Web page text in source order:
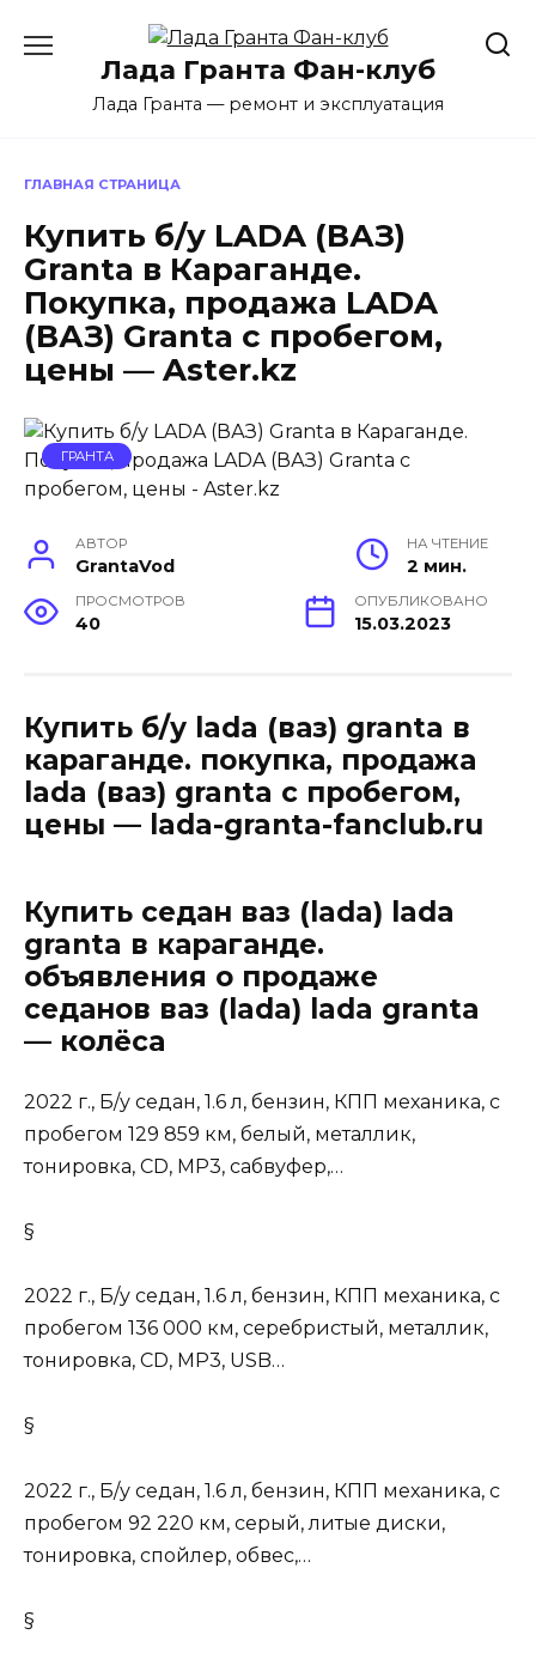
содержаниюЛада Гранта Фан-клуб
Лада Гранта — ремонт и эксплуатация
ГЛАВНАЯ СТРАНИЦА
Купить б/у LADA (ВАЗ)
Granta в Караганде.
Покупка, продажа LADA
(ВАЗ) Granta с пробегом,
цены — Aster.kz
ГРАНТА
АВТОР
GrantaVod
НА ЧТЕНИЕ
2 мин.
ПРОСМОТРОВ
40
ОПУБЛИКОВАНО
15.03.2023
Купить б/у lada (ваз) granta в
караганде. покупка, продажа
lada (ваз) granta с пробегом,
цены — lada-granta-fanclub.ru
Купить седан ваз (lada) lada
granta в караганде.
объявления о продаже
седанов ваз (lada) lada granta
— колёса
2022 г., Б/у седан, 1.6 л, бензин, КПП механика, с
пробегом 129 859 км, белый, металлик,
тонировка, CD, MP3, сабвуфер,…
§
2022 г., Б/у седан, 1.6 л, бензин, КПП механика, с
пробегом 136 000 км, серебристый, металлик,
тонировка, CD, MP3, USB…
§
2022 г., Б/у седан, 1.6 л, бензин, КПП механика, с
пробегом 92 220 км, серый, литые диски,
тонировка, спойлер, обвес,…
§